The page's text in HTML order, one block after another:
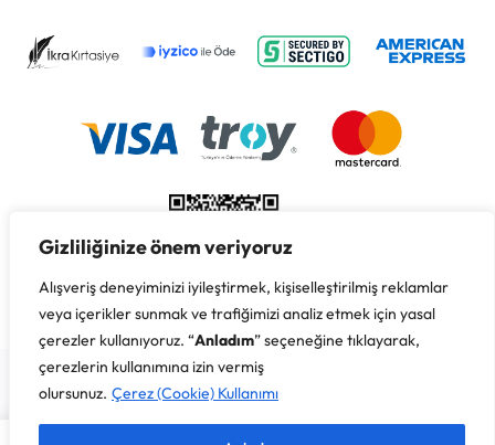
Gizliliğinize önem veriyoruz
Alışveriş deneyiminizi iyileştirmek, kişiselleştirilmiş reklamlar
veya içerikler sunmak ve trafiğimizi analiz etmek için yasal
çerezler kullanıyoruz. “Anladım” seçeneğine tıklayarak,
çerezlerin kullanımına izin vermiş
olursunuz. Çerez (Cookie) Kullanımı
Copyright © 2026 İkra Kırtasiye & Süreyya Özbay, Her Hakkı
Saklıdır.